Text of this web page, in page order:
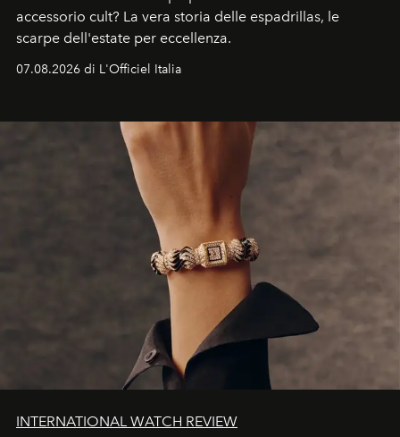
accessorio cult? La vera storia delle espadrillas, le
scarpe dell'estate per eccellenza.
07.08.2026 di L'Officiel Italia
INTERNATIONAL WATCH REVIEW